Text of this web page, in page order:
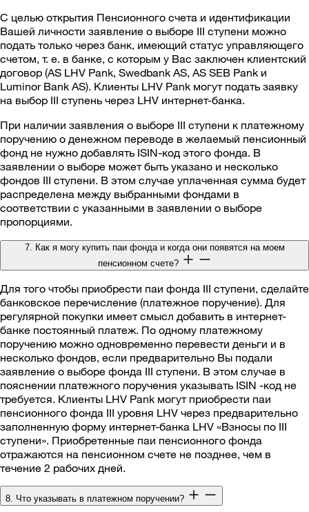
С целью открытия Пенсионного счета и идентификации
Вашей личности заявление о выборе III ступени можно
подать только через банк, имеющий статус управляющего
счетом, т. е. в банке, с которым у Вас заключен клиентский
договор (AS LHV Pank, Swedbank AS, AS SEB Pank и
Luminor Bank AS). Клиенты LHV Pank могут подать заявку
на выбор III ступень через LHV интернет-банка.
При наличии заявления о выборе III ступени к платежному
поручению о денежном переводе в желаемый пенсионный
фонд не нужно добавлять ISIN-код этого фонда. В
заявлении о выборе может быть указано и несколько
фондов III ступени. В этом случае уплаченная сумма будет
распределена между выбранными фондами в
соответствии с указанными в заявлении о выборе
пропорциями.
7. Как я могу купить паи фонда и когда они появятся на моем
пенсионном счете?
Для того чтобы приобрести паи фонда III ступени, сделайте
банковское перечисление (платежное поручение). Для
регулярной покупки имеет смысл добавить в интернет-
банке постоянный платеж. По одному платежному
поручению можно одновременно перевести деньги и в
несколько фондов, если предварительно Вы подали
заявление о выборе фонда III ступени. В этом случае в
пояснении платежного поручения указывать ISIN -код не
требуется. Клиенты LHV Pank могут приобрести паи
пенсионного фонда III уровня LHV через предварительно
заполненную форму интернет-банка LHV «Взносы по III
ступени». Приобретенные паи пенсионного фонда
отражаются на пенсионном счете не позднее, чем в
течение 2 рабочих дней.
8. Что указывать в платежном поручении?